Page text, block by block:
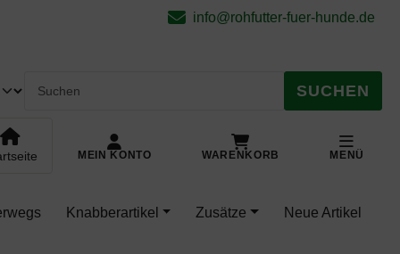
zu den allgemeinen Informationeninfo@rohfutter-fuer-hunde.de
SUCHEN
MEIN KONTO WARENKORB MENÜ
Knabberartikel Zusätze Neue Artikel